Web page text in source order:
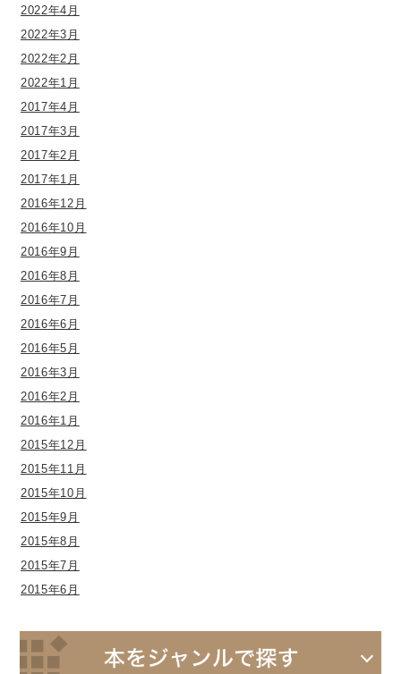
2022年4月
2022年3月
2022年2月
2022年1月
2017年4月
2017年3月
2017年2月
2017年1月
2016年12月
2016年10月
2016年9月
2016年8月
2016年7月
2016年6月
2016年5月
2016年3月
2016年2月
2016年1月
2015年12月
2015年11月
2015年10月
2015年9月
2015年8月
2015年7月
2015年6月